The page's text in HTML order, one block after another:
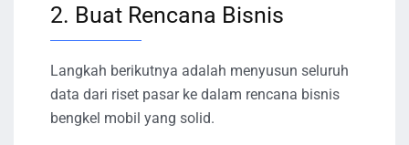
2. Buat Rencana Bisnis
Langkah berikutnya adalah menyusun seluruh
data dari riset pasar ke dalam rencana bisnis
bengkel mobil yang solid.